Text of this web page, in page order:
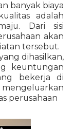
banyak biaya
adalah
Dari sisi
akan
tersebut.
dihasilkan,
keuntungan
bekerja di
perusahaan